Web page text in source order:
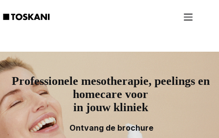
naar
de
Professionele mesotherapie, peelings en
homecare voor
in jouw kliniek
Ontvang de brochure